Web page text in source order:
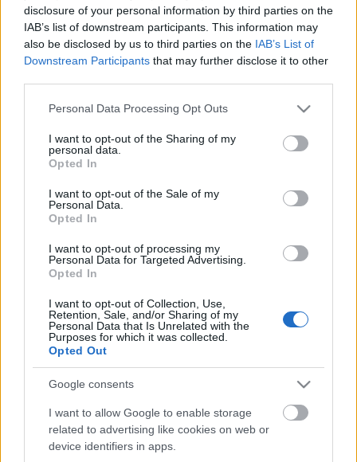
disclosure of your personal information by third parties on the
IAB’s list of downstream participants. This information may
also be disclosed by us to third parties on the IAB’s List of
Downstream Participants that may further disclose it to other
Please note that this website/app uses one or more Google
not limited to your visit or usage behaviour. You may click to
grant or deny consent to Google and its third-party tags to
use your data for below specified purposes in below Google
consent section.
Personal Data Processing Opt Outs
I want to opt-out of the Sharing of my
personal data.
Opted In
I want to opt-out of the Sale of my
Personal Data.
Opted In
I want to opt-out of processing my
Personal Data for Targeted Advertising.
Opted In
I want to opt-out of Collection, Use,
Retention, Sale, and/or Sharing of my
Personal Data that Is Unrelated with the
Purposes for which it was collected.
Opted Out
Google consents
I want to allow Google to enable storage
related to advertising like cookies on web or
device identifiers in apps.
Hőség és vízhiány - itatók feltöltésével
segítik a vadállományt a somogyi
erdőkben
Kevesebb fényt!
Kecskeméten is szakirányú
továbbképzésekkel erősít a Gál Ferenc
HÍRDETÉS